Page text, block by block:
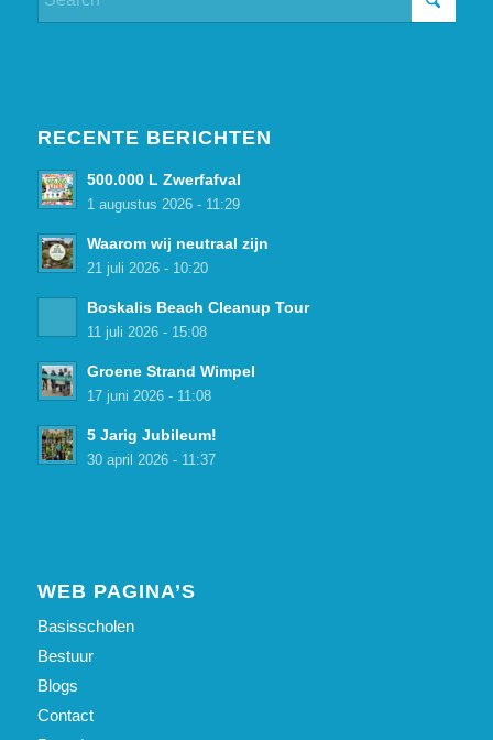
RECENTE BERICHTEN
500.000 L Zwerfafval
1 augustus 2026 - 11:29
Waarom wij neutraal zijn
21 juli 2026 - 10:20
Boskalis Beach Cleanup Tour
11 juli 2026 - 15:08
Groene Strand Wimpel
17 juni 2026 - 11:08
5 Jarig Jubileum!
30 april 2026 - 11:37
WEB PAGINA’S
Basisscholen
Bestuur
Blogs
Contact